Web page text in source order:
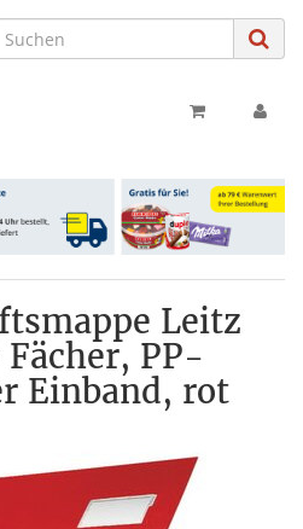
Leitz
Fächer, PP-
Einband, rot